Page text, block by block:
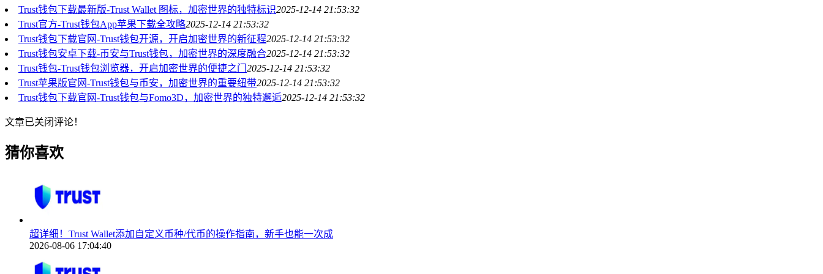
Trust钱包下载最新版-Trust Wallet 图标，加密世界的独特标识2025-12-14 21:53:32
Trust官方-Trust钱包App苹果下载全攻略2025-12-14 21:53:32
Trust钱包下载官网-Trust钱包开源，开启加密世界的新征程2025-12-14 21:53:32
Trust钱包安卓下载-币安与Trust钱包，加密世界的深度融合2025-12-14 21:53:32
Trust钱包-Trust钱包浏览器，开启加密世界的便捷之门 2025-12-14 21:53:32
Trust苹果版官网-Trust钱包与币安，加密世界的重要纽带2025-12-14 21:53:32
Trust钱包下载官网-Trust钱包与Fomo3D，加密世界的独特邂逅2025-12-14 21:53:32
文章已关闭评论！
猜你喜欢
超详细！Trust Wallet添加自定义币种/代币的操作指南，新手也能一次成
2026-08-06 17:04:40